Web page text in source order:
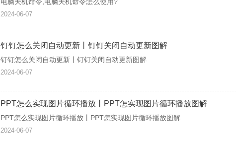
2024-06-07
钉钉怎么关闭自动更新丨钉钉关闭自动更新图解
钉钉怎么关闭自动更新丨钉钉关闭自动更新图解
2024-06-07
PPT怎么实现图片循环播放丨PPT怎实现图片循环播放图解
PPT怎么实现图片循环播放丨PPT怎实现图片循环播放图解
2024-06-07